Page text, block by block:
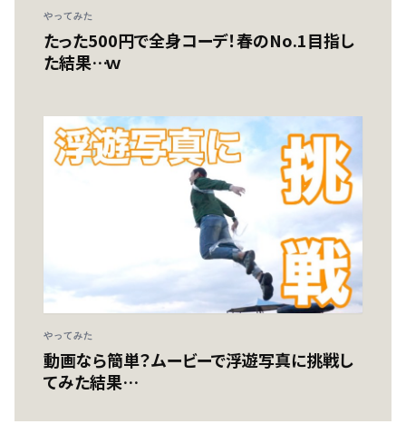
やってみた
たった500円で全身コーデ！春のNo.1目指し
た結果…ｗ
やってみた
動画なら簡単？ムービーで浮遊写真に挑戦し
てみた結果…